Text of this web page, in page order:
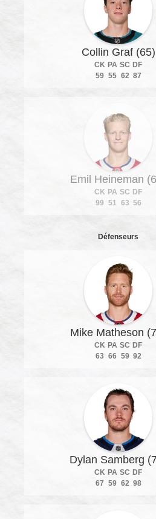
Collin Graf (65)
CK PA SC DF
59 55 62 87
Emil Heineman
CK PA SC DF
99 51 63 56
Défenseurs
Mike Matheson
CK PA SC DF
63 66 59 92
Dylan Samberg
CK PA SC DF
67 59 62 98